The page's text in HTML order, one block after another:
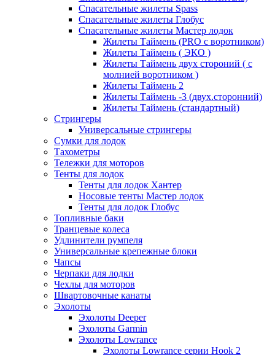
Спасательные жилеты Spass
Спасательные жилеты Глобус
Спасательные жилеты Мастер лодок
Жилеты Таймень (PRO c воротником)
Жилеты Таймень ( ЭКО )
Жилеты Таймень двух стороний ( с
молнией воротником )
Жилеты Таймень 2
Жилеты Таймень -3 (двух.сторонний)
Жилеты Таймень (стандартный)
Стрингеры
Универсальные стрингеры
Сумки для лодок
Тахометры
Тележки для моторов
Тенты для лодок
Тенты для лодок Хантер
Носовые тенты Мастер лодок
Тенты для лодок Глобус
Топливные баки
Транцевые колеса
Удлинители румпеля
Универсальные крепежные блоки
Чапсы
Черпаки для лодки
Чехлы для моторов
Швартовочные канаты
Эхолоты
Эхолоты Deeper
Эхолоты Garmin
Эхолоты Lowrance
Эхолоты Lowrance серии Hook 2